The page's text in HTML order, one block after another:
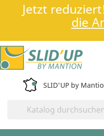
Jetzt
die
SLID'UP by